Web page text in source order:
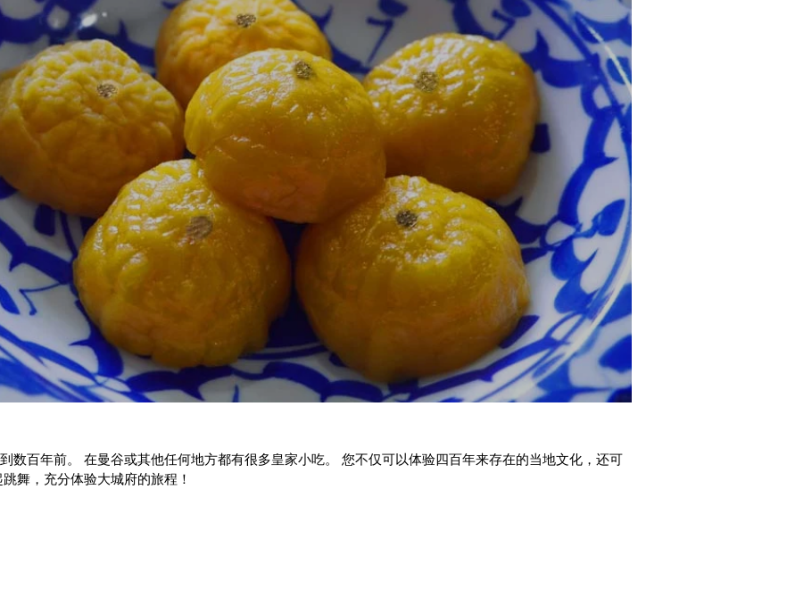
数百年前。 在曼谷或其他任何地方都有很多皇家小吃。 您不仅可以体验四百年来存在的当地文化，还可
舞，充分体验大城府的旅程！